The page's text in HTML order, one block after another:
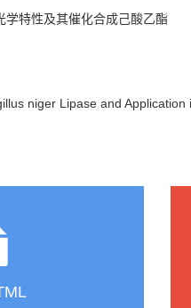
学特性及其催化合成己酸乙酯
niger Lipase and